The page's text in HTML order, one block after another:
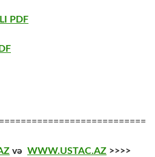
PDF
və WWW.USTAC.AZ >>>>